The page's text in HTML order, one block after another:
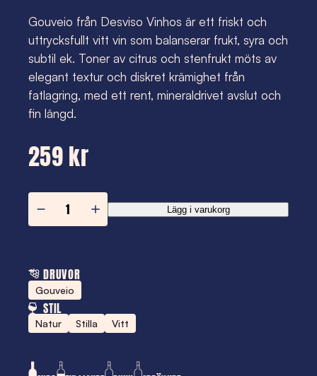
Gouveio från Desviso Vinhos är ett friskt och
uttrycksfullt vitt vin som balanserar frukt, syra och
subtil ek. Toner av citrus och stenfrukt möts av
elegant textur och diskret krämighet från
fatlagring, med ett rent, mineraldrivet avslut och
fin längd.
259 kr
Gouveio
Lägg i varukorg
DRUVOR
Gouveio
STIL
Natur Stilla Vitt